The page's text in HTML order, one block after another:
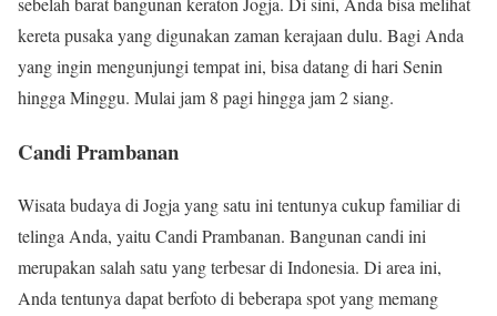
kereta pusaka yang digunakan zaman kerajaan dulu. Bagi Anda
yang ingin mengunjungi tempat ini, bisa datang di hari Senin
hingga Minggu. Mulai jam 8 pagi hingga jam 2 siang.
Candi Prambanan
Wisata budaya di Jogja yang satu ini tentunya cukup familiar di
telinga Anda, yaitu Candi Prambanan. Bangunan candi ini
merupakan salah satu yang terbesar di Indonesia. Di area ini,
Anda tentunya dapat berfoto di beberapa spot yang memang